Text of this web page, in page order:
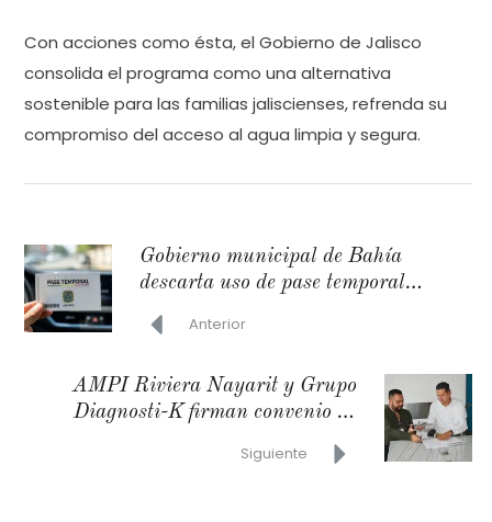
Con acciones como ésta, el Gobierno de Jalisco
consolida el programa como una alternativa
sostenible para las familias jaliscienses, refrenda su
compromiso del acceso al agua limpia y segura.
Gobierno municipal de Bahía
descarta uso de pase temporal
vehicular
Anterior
AMPI Riviera Nayarit y Grupo
Diagnosti-K firman convenio de
fomento a la salud y el turismo
Siguiente